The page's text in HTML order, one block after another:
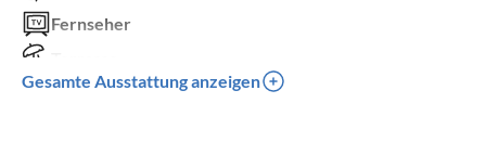
Fernseher
Spülmaschine
Gesamte Ausstattung anzeigen